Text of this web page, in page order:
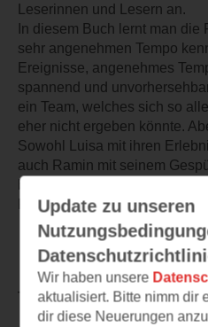
Leserinnen und Lesern an.
In diesem Buch lernt man die
sehr angenehmen Tempo
Ereignisse, angenehmes
spannend und
ein Team, welches sich so
eher nicht ergeben könnte.
Sowohl Luisa mit ihren
auch Ramin mit seinem
bereichern. Sehr gerne
Reihe lesen.
TEILEN
Update zu unseren
Wir haben unsere
aktualisiert. Bitte nimm dir
dir diese Neuerungen